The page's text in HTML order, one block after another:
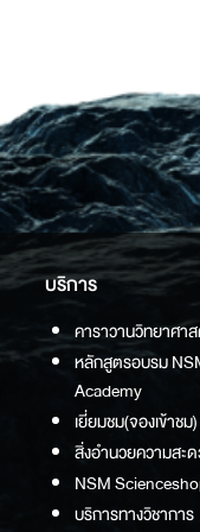
บริการ
คาราวานวิทยาศา
หลักสูตรอบรม
Academy
เยี่ยมชม(จองเข้าชม)
สิ่งอำนวยความสะ
NSM
บริการทางวิชาการ